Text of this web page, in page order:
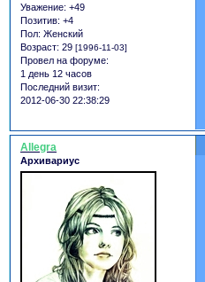
Уважение: +49
Позитив: +4
Пол: Женский
Возраст: 29 [1996-11-03]
Провел на форуме:
1 день 12 часов
Последний визит:
2012-06-30 22:38:29
Allegra
Архивариус